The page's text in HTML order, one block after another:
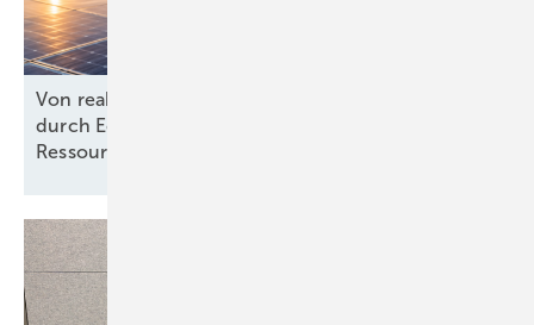
Von reaktiv zu steuernd: Wie Energieprojekte
durch Echtzeit-KPIs und dynamische
Ressourcenplanung effizienter